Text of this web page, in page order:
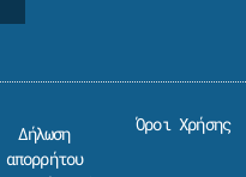
Δήλωση
απορρήτου
Όροι Χρήσης